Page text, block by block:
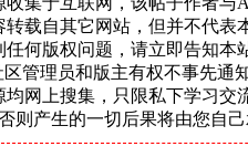
转载自其它网站，但并不代表
任何版权问题，请立即告知
管理员和版主有权不事先通
均网上搜集，只限私下学习交
则产生的一切后果将由您自